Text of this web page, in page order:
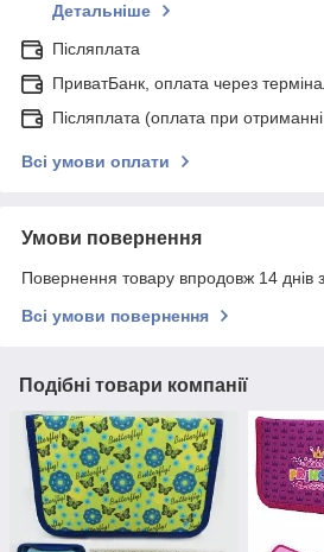
Детальніше
Післяплата
ПриватБанк, оплата через
Післяплата (оплата при
Всі умови оплати
Умови повернення
Повернення товару впродовж 14 днів
Всі умови повернення
Подібні товари компанії